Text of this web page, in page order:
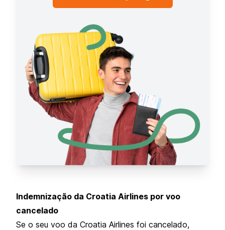
Indemnização da Croatia Airlines por voo
cancelado
Se o seu voo da Croatia Airlines foi cancelado,